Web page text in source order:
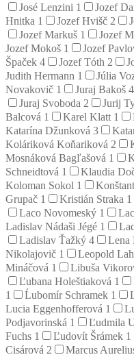
José Lenzini 1 Jozef
Hnitka 1 Jozef Hvišč 2
Jozef Markuš 1 Jozef
Jozef Mokoš 1 Jozef
Špaček 4 Jozef Tóth 2
Judith Hermann 1 Júlia
Novakovič 1 Juraj Bakoš 4
Juraj Svoboda 2 Jurij
Balcová 1 Karel Klatt 1
Katarína Džunková 3
Koláriková Koňariková 2
Mosnáková Bagľašová 1
Schneidtová 1 Klaudia
Koloman Sokol 1
Grupač 1 Kristián Straka 1
Laco Novomeský 1
Ladislav Nádaši Jégé 1
Ladislav Ťažký 4 Lena
Nikolajovič 1 Leopold
Mináčová 1 Libuša
Ľubana Holeštiaková 1
1
Ĺubomír Schramek 1
Lucia Eggenhofferová 1
Podjavorinská 1 Ľudmila
Fuchs 1 Ľudovít Šrámek 1
Cisárová 2 Marcus